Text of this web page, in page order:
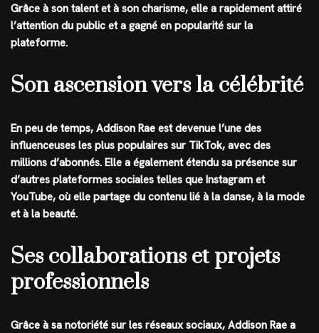
Grâce à son talent et à son charisme, elle a rapidement attiré
l’attention du public et a gagné en popularité sur la
plateforme.
Son ascension vers la célébrité
En peu de temps, Addison Rae est devenue l’une des
influenceuses les plus populaires sur TikTok, avec des
millions d’abonnés. Elle a également étendu sa présence sur
d’autres plateformes sociales telles que Instagram et
YouTube, où elle partage du contenu lié à la danse, à la mode
et à la beauté.
Ses collaborations et projets
professionnels
Grâce à sa notoriété sur les réseaux sociaux, Addison Rae a